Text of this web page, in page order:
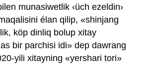
munasiwetlik ‹üch ezeldin›
élan qilip, «shinjang
köp dinliq bolup xitay
bir parchisi idi» dep dawrang
yili xitayning «yershari tori»